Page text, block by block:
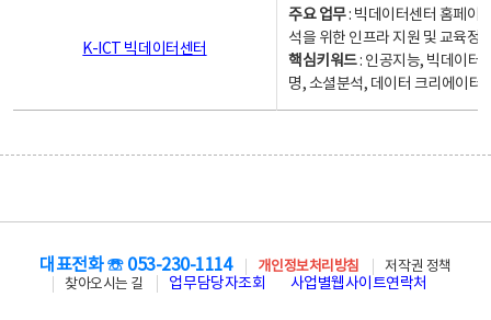
K-ICT 빅데이터센터
주요 업무: 빅데이터센터 홈페이
석을 위한 인프라 지원 및 교육정
핵심키워드: 인공지능, 빅데이터,
명, 소셜분석, 데이터 크리에이터
대표전화 ☏ 053-230-1114 개인정보처리방침
저작권 정책
찾아오시는 길
업무담당자조회 사업별웹사이트연락처